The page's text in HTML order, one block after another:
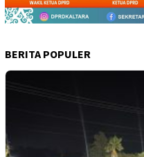
BERITA POPULER